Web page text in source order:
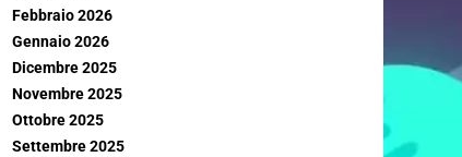
Febbraio 2026
Gennaio 2026
Dicembre 2025
Novembre 2025
Ottobre 2025
Settembre 2025